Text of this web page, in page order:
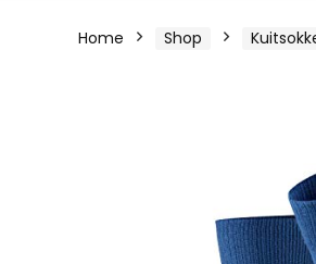
Home Shop